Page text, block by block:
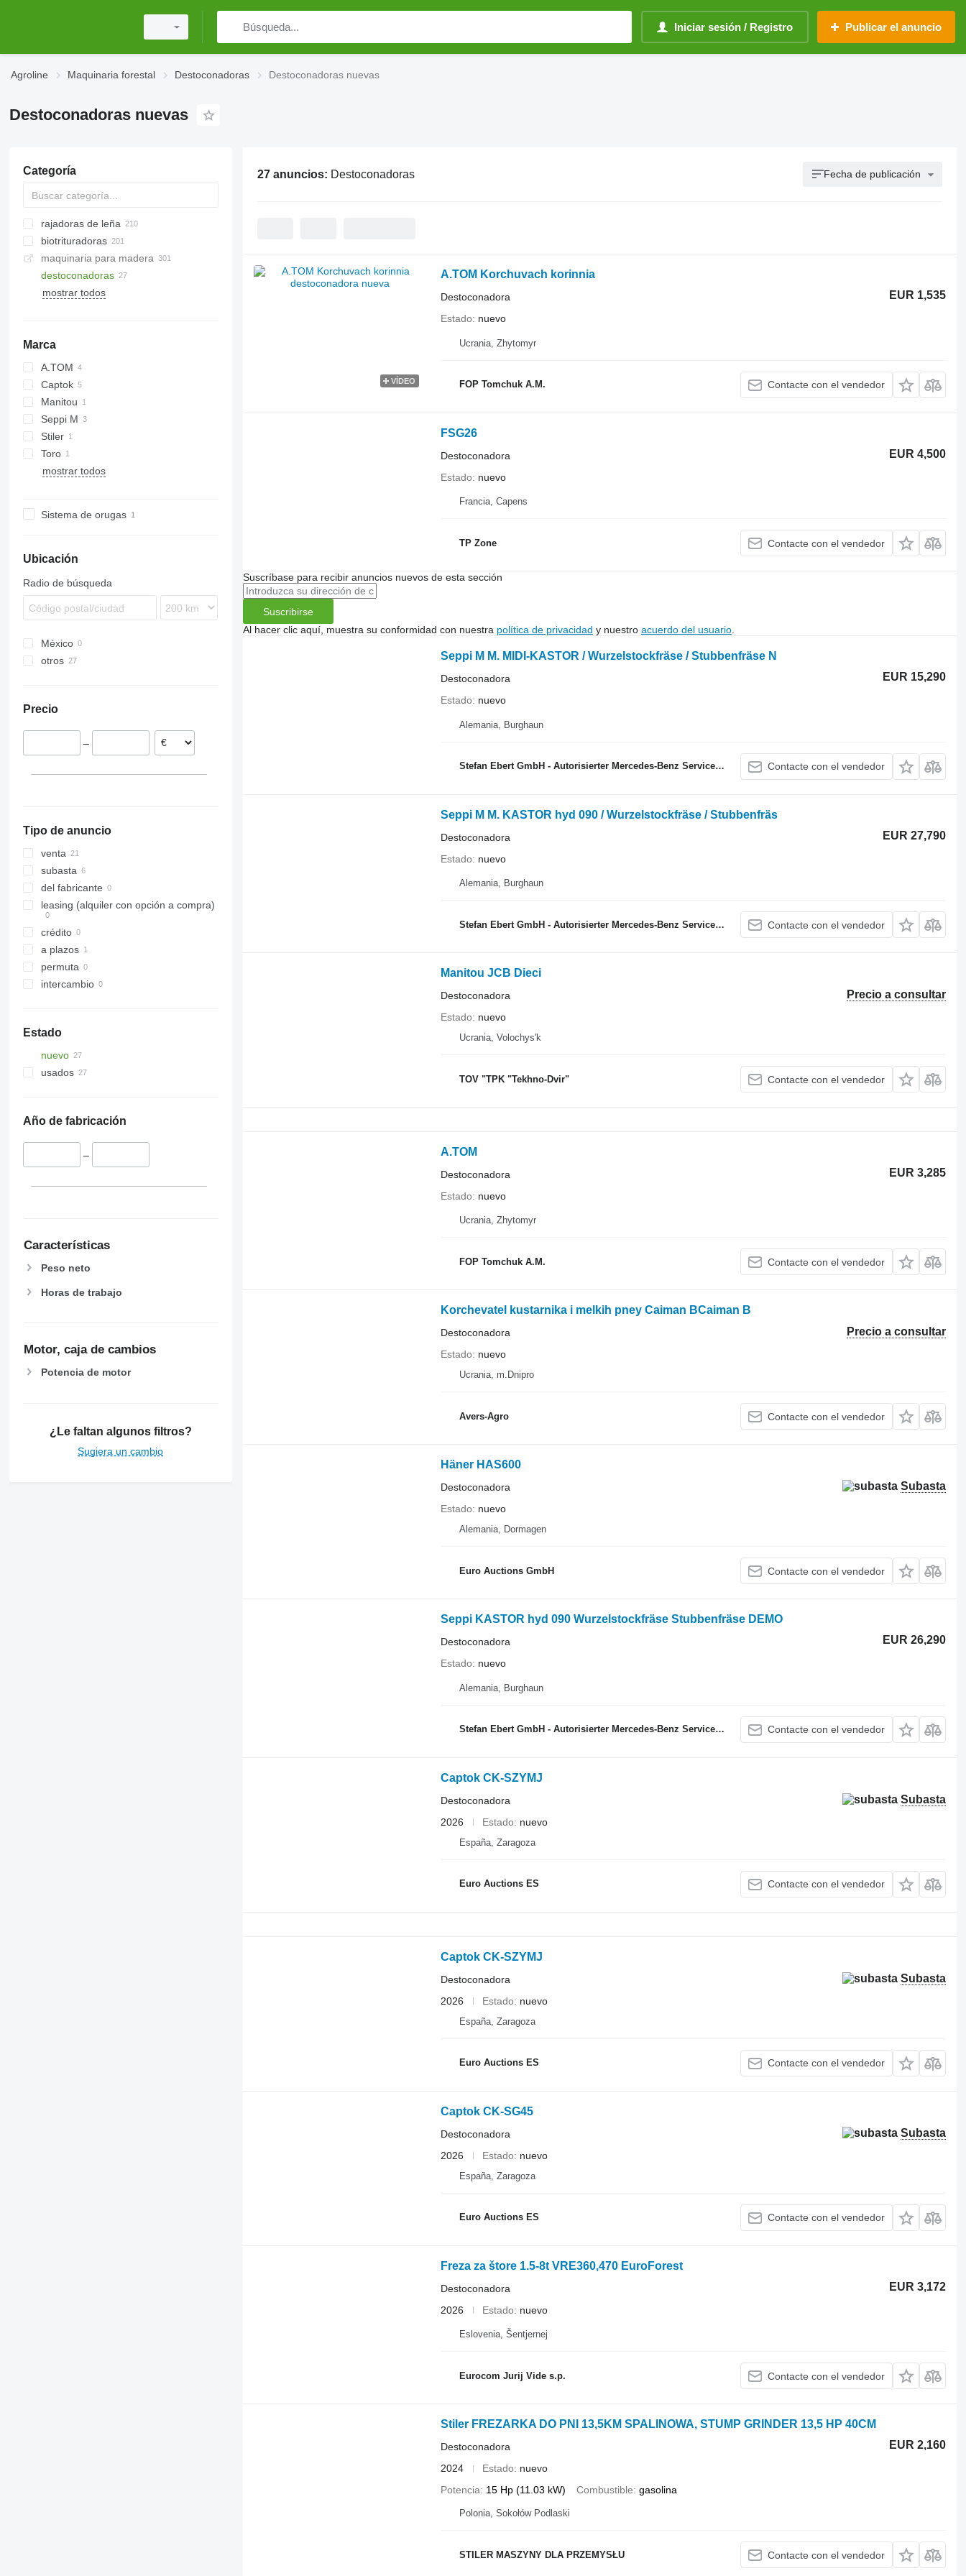
Iniciar sesión / Registro Publicar el anuncio
Agroline Maquinaria forestal Destoconadoras Destoconadoras nuevas
Destoconadoras nuevas
Categoría
rajadoras de leña
biotrituradoras
maquinaria para madera
motosierras gasolinas
motosierras de batería
destoconadoras
mostrar todos
Marca
A.TOM
Captok
CK
Manitou
Seppi M
FC
Kastor
Stiler
Toro
mostrar todos
Sistema de orugas
Ubicación
Radio de búsqueda
México
otros
Moldavia
Francia
Precio
–
Tipo de anuncio
venta
subasta
del fabricante
leasing (alquiler con opción a compra)
crédito
a plazos
permuta
intercambio
Estado
nuevo
usados
Año de fabricación
–
Características
Peso neto
Horas de trabajo
Motor, caja de cambios
Potencia de motor
¿Le faltan algunos filtros?
Sugiera un cambio
27 anuncios: Destoconadoras Fecha de publicación
VÍDEO
A.TOM Korchuvach korinnia
EUR 1,535
Destoconadora
Estado
nuevo
Ucrania, Zhytomyr
FOP Tomchuk A.M. Contacte con el vendedor
FSG26
EUR 4,500
Destoconadora
Estado
nuevo
Francia, Capens
TP Zone Contacte con el vendedor
Suscríbase para recibir anuncios nuevos de esta sección
Suscribirse
Al hacer clic aquí, muestra su conformidad con nuestra política de privacidad y nuestro acuerdo del usuario.
Seppi M M. MIDI-KASTOR / Wurzelstockfräse / Stubbenfräse N
EUR 15,290
Destoconadora
Estado
nuevo
Alemania, Burghaun
Stefan Ebert GmbH - Autorisierter Mercedes-Benz Servicepartner Contacte con el vendedor
Seppi M M. KASTOR hyd 090 / Wurzelstockfräse / Stubbenfräs
EUR 27,790
Destoconadora
Estado
nuevo
Alemania, Burghaun
Stefan Ebert GmbH - Autorisierter Mercedes-Benz Servicepartner Contacte con el vendedor
Manitou JCB Dieci
Precio a consultar
Destoconadora
Estado
nuevo
Ucrania, Volochys'k
TOV "TPK "Tekhno-Dvir" Contacte con el vendedor
A.TOM
EUR 3,285
Destoconadora
Estado
nuevo
Ucrania, Zhytomyr
FOP Tomchuk A.M. Contacte con el vendedor
Korchevatel kustarnika i melkih pney Caiman BCaiman B
Precio a consultar
Destoconadora
Estado
nuevo
Ucrania, m.Dnipro
Avers-Agro Contacte con el vendedor
Häner HAS600
Subasta
Destoconadora
Estado
nuevo
Alemania, Dormagen
Euro Auctions GmbH Contacte con el vendedor
Seppi KASTOR hyd 090 Wurzelstockfräse Stubbenfräse DEMO
EUR 26,290
Destoconadora
Estado
nuevo
Alemania, Burghaun
Stefan Ebert GmbH - Autorisierter Mercedes-Benz Servicepartner Contacte con el vendedor
Captok CK-SZYMJ
Subasta
Destoconadora
2026
Estado nuevo
España, Zaragoza
Euro Auctions ES Contacte con el vendedor
Captok CK-SZYMJ
Subasta
Destoconadora
2026
Estado nuevo
España, Zaragoza
Euro Auctions ES Contacte con el vendedor
Captok CK-SG45
Subasta
Destoconadora
2026
Estado nuevo
España, Zaragoza
Euro Auctions ES Contacte con el vendedor
Freza za štore 1.5-8t VRE360,470 EuroForest
EUR 3,172
Destoconadora
2026
Estado nuevo
Eslovenia, Šentjernej
Eurocom Jurij Vide s.p. Contacte con el vendedor
Stiler FREZARKA DO PNI 13,5KM SPALINOWA, STUMP GRINDER 13,5 HP 40CM
EUR 2,160
Destoconadora
2024
Estado
nuevo
Potencia
15 Hp (11.03 kW) Combustible gasolina
Polonia, Sokołów Podlaski
STILER MASZYNY DLA PRZEMYSŁU Contacte con el vendedor